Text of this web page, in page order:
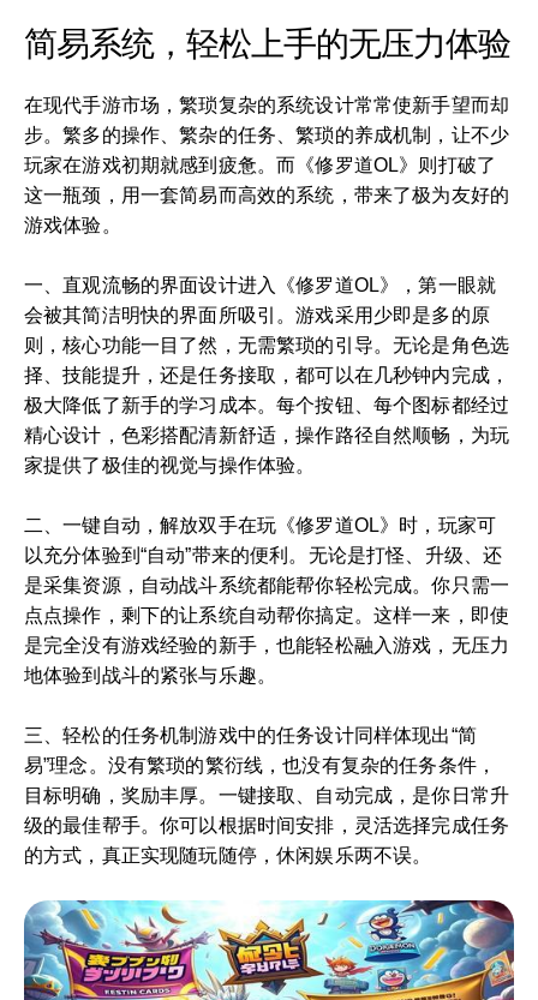
简易系统，轻松上手的无压力体验
在现代手游市场，繁琐复杂的系统设计常常使新手望而却
步。繁多的操作、繁杂的任务、繁琐的养成机制，让不少
玩家在游戏初期就感到疲惫。而《修罗道OL》则打破了
这一瓶颈，用一套简易而高效的系统，带来了极为友好的
游戏体验。
一、直观流畅的界面设计进入《修罗道OL》，第一眼就
会被其简洁明快的界面所吸引。游戏采用少即是多的原
则，核心功能一目了然，无需繁琐的引导。无论是角色选
择、技能提升，还是任务接取，都可以在几秒钟内完成，
极大降低了新手的学习成本。每个按钮、每个图标都经过
精心设计，色彩搭配清新舒适，操作路径自然顺畅，为玩
家提供了极佳的视觉与操作体验。
二、一键自动，解放双手在玩《修罗道OL》时，玩家可
以充分体验到“自动”带来的便利。无论是打怪、升级、还
是采集资源，自动战斗系统都能帮你轻松完成。你只需一
点点操作，剩下的让系统自动帮你搞定。这样一来，即使
是完全没有游戏经验的新手，也能轻松融入游戏，无压力
地体验到战斗的紧张与乐趣。
三、轻松的任务机制游戏中的任务设计同样体现出“简
易”理念。没有繁琐的繁衍线，也没有复杂的任务条件，
目标明确，奖励丰厚。一键接取、自动完成，是你日常升
级的最佳帮手。你可以根据时间安排，灵活选择完成任务
的方式，真正实现随玩随停，休闲娱乐两不误。